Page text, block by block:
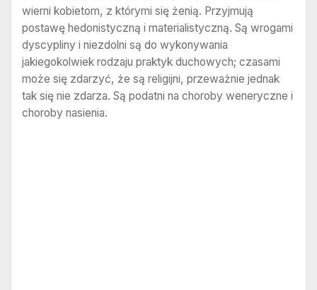
wierni kobietom, z którymi się żenią. Przyjmują
postawę hedonistyczną i materialistyczną. Są wrogami
dyscypliny i niezdolni są do wykonywania
jakiegokolwiek rodzaju praktyk duchowych; czasami
może się zdarzyć, że są religijni, przeważnie jednak
tak się nie zdarza. Są podatni na choroby weneryczne i
choroby nasienia.